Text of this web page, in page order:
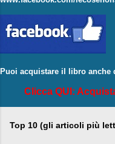
Puoi acquistare il libro anche
Clicca QUI:
Top 10 (gli articoli più